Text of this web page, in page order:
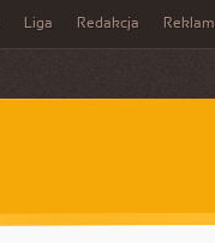
Liga Redakcja